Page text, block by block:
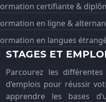
certifiante &
en ligne &
en langues
STAGES ET
Parcourez les
d’emplois pour réussir
apprendre les bases